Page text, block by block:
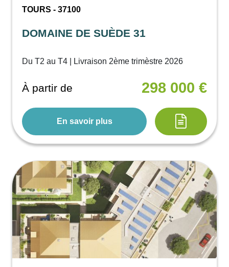
TOURS - 37100
DOMAINE DE SUÈDE 31
Du T2 au T4 | Livraison 2ème trimèstre 2026
À partir de 298 000 €
En savoir plus